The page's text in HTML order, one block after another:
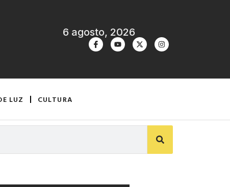
6 agosto, 2026
LUZ CULTURA